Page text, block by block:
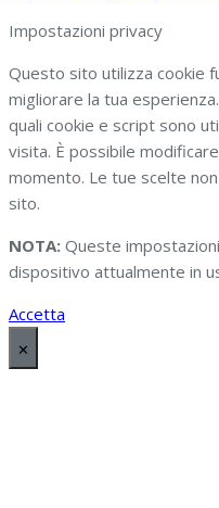
Impostazioni privacy
Questo sito utilizza cookie
migliorare la tua
quali cookie e script sono
visita. È possibile
momento. Le tue scelte
sito.
NOTA: Queste
dispositivo attualmente in
Accetta
✕